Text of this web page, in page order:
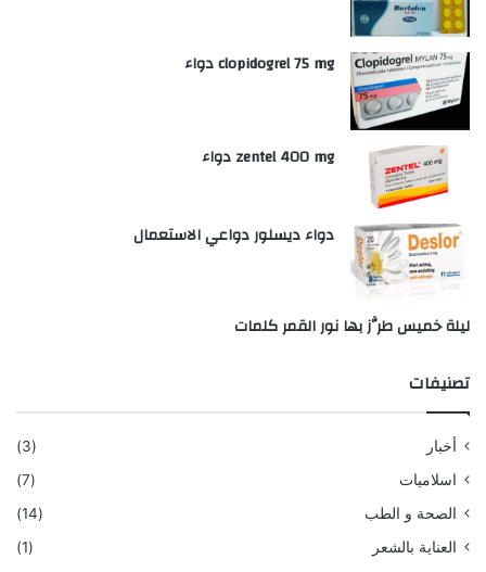
clopidogrel 75 mg دواء
zentel 400 mg دواء
دواء ديسلور دواعي الاستعمال
ليلة خميس طرَّز بها نور القمر كلمات
تصنيفات
أخبار
(3)
اسلاميات
(7)
الصحة و الطب
(14)
العناية بالشعر
(1)